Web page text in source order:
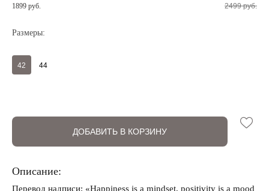
Запомнить меня на этом компьютере
1899 руб. 2499 руб.
Размеры:
42 44
ДОБАВИТЬ В КОРЗИНУ
Описание:
Перевод надписи: «Happiness is a mindset, positivity is a mood